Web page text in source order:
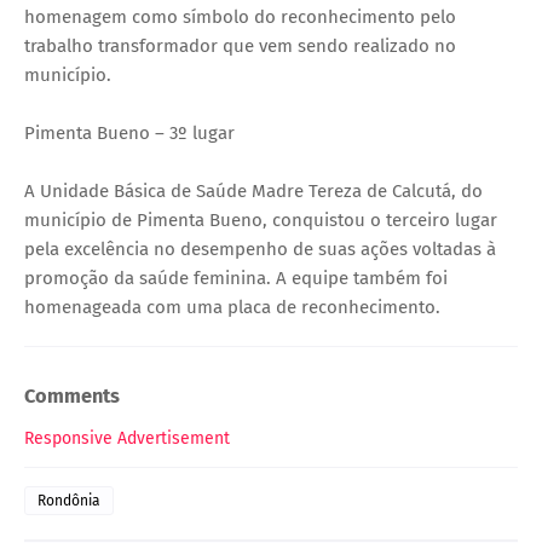
homenagem como símbolo do reconhecimento pelo
trabalho transformador que vem sendo realizado no
município.
Pimenta Bueno – 3º lugar
A Unidade Básica de Saúde Madre Tereza de Calcutá, do
município de Pimenta Bueno, conquistou o terceiro lugar
pela excelência no desempenho de suas ações voltadas à
promoção da saúde feminina. A equipe também foi
homenageada com uma placa de reconhecimento.
Comments
Responsive Advertisement
Rondônia